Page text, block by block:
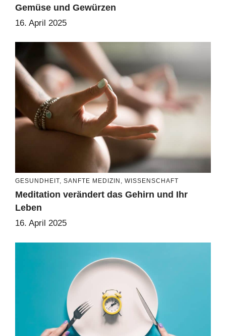
Gemüse und Gewürzen
16. April 2025
GESUNDHEIT, SANFTE MEDIZIN , WISSENSCHAFT
Meditation verändert das Gehirn und Ihr
Leben
16. April 2025